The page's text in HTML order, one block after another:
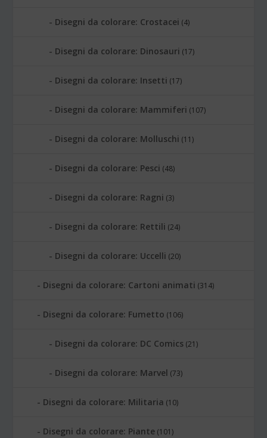
Disegni da colorare: Crostacei (4)
Disegni da colorare: Dinosauri (17)
Disegni da colorare: Insetti (17)
Disegni da colorare: Mammiferi (107)
Disegni da colorare: Molluschi (11)
Disegni da colorare: Pesci (48)
Disegni da colorare: Ragni (3)
Disegni da colorare: Rettili (24)
Disegni da colorare: Uccelli (20)
Disegni da colorare: Cartoni animati (314)
Disegni da colorare: Fumetto (106)
Disegni da colorare: DC Comics (21)
Disegni da colorare: Marvel (73)
Disegni da colorare: Militaria (10)
Disegni da colorare: Piante (101)